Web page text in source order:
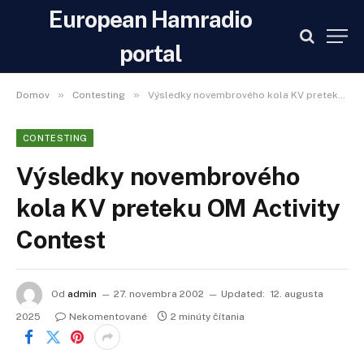
European Hamradio
portal
Domov » Contesting » Výsledky novembrového kola KV preteku OM Activity Contest
CONTESTING
Výsledky novembrového
kola KV preteku OM Activity
Contest
Od admin 27. novembra 2002 Updated: 12. augusta
2025
Nekomentované 2 minúty čítania